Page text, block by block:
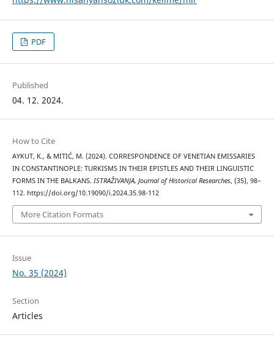
PDF
Published
04. 12. 2024.
How to Cite
AYKUT, K., & MITIĆ, M. (2024). CORRESPONDENCE OF VENETIAN EMISSARIES
IN CONSTANTINOPLE: TURKISMS IN THEIR EPISTLES AND THEIR LINGUISTIC
FORMS IN THE BALKANS. ISTRAŽIVANJA, Јournal of Historical Researches, (35), 98–
112. https://doi.org/10.19090/i.2024.35.98-112
More Citation Formats
Issue
No. 35 (2024)
Section
Articles